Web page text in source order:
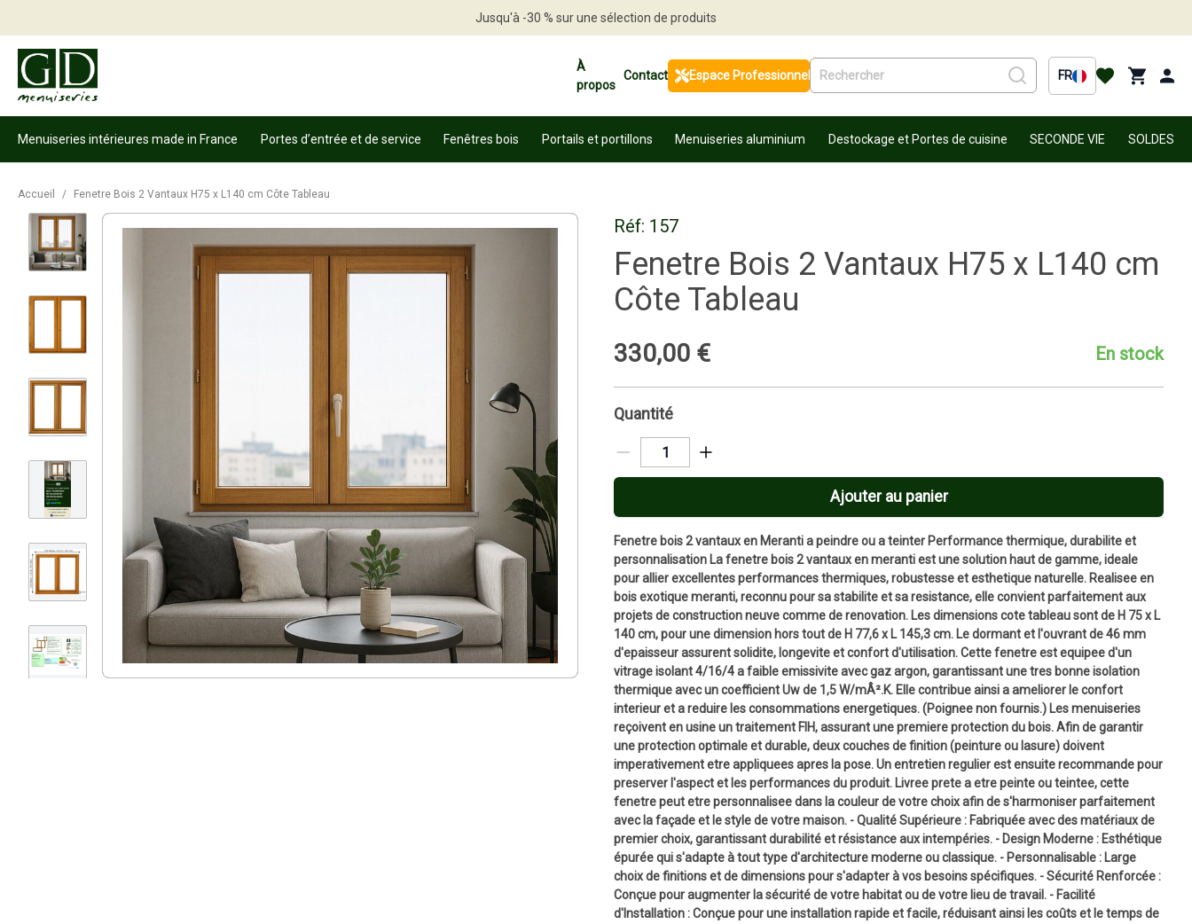
Profitez en vite
À
propos
Contact Espace Professionnel FR
Menuiseries intérieures made in France Portes d’entrée et de service Fenêtres bois Portails et portillons Menuiseries aluminium Destockage et Portes de cuisine SECONDE VIE SOLDES
Accueil / Fenetre Bois 2 Vantaux H75 x L140 cm Côte Tableau
Réf: 157
Fenetre Bois 2 Vantaux H75 x L140 cm
Côte Tableau
330,00 € En stock
Quantité
Ajouter au panier
Fenetre bois 2 vantaux en Meranti a peindre ou a teinter Performance thermique, durabilite et
personnalisation La fenetre bois 2 vantaux en meranti est une solution haut de gamme, ideale
pour allier excellentes performances thermiques, robustesse et esthetique naturelle. Realisee en
bois exotique meranti, reconnu pour sa stabilite et sa resistance, elle convient parfaitement aux
projets de construction neuve comme de renovation. Les dimensions cote tableau sont de H 75 x L
140 cm, pour une dimension hors tout de H 77,6 x L 145,3 cm. Le dormant et l'ouvrant de 46 mm
d'epaisseur assurent solidite, longevite et confort d'utilisation. Cette fenetre est equipee d'un
vitrage isolant 4/16/4 a faible emissivite avec gaz argon, garantissant une tres bonne isolation
thermique avec un coefficient Uw de 1,5 W/mÂ².K. Elle contribue ainsi a ameliorer le confort
interieur et a reduire les consommations energetiques. (Poignee non fournis.) Les menuiseries
reçoivent en usine un traitement FIH, assurant une premiere protection du bois. Afin de garantir
une protection optimale et durable, deux couches de finition (peinture ou lasure) doivent
imperativement etre appliquees apres la pose. Un entretien regulier est ensuite recommande pour
preserver l'aspect et les performances du produit. Livree prete a etre peinte ou teintee, cette
fenetre peut etre personnalisee dans la couleur de votre choix afin de s'harmoniser parfaitement
avec la façade et le style de votre maison. - Qualité Supérieure : Fabriquée avec des matériaux de
premier choix, garantissant durabilité et résistance aux intempéries. - Design Moderne : Esthétique
épurée qui s'adapte à tout type d'architecture moderne ou classique. - Personnalisable : Large
choix de finitions et de dimensions pour s'adapter à vos besoins spécifiques. - Sécurité Renforcée :
Conçue pour augmenter la sécurité de votre habitat ou de votre lieu de travail. - Facilité
d'Installation : Conçue pour une installation rapide et facile, réduisant ainsi les coûts et le temps de